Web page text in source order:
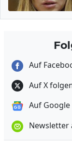
Auf
Auf X
Auf
Newsletter